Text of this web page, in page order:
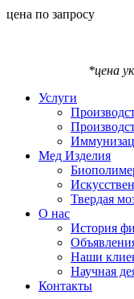
цена по запросу
*цена
Услуги
Мед Изделия
Твердая
О нас
История
Наши
Научная
Контакты